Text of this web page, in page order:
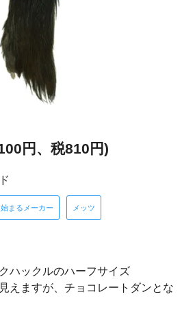
円、税810円)
始まるメーカー メッツ
ハックルのハーフサイズ
えますが、チョコレートダンとな